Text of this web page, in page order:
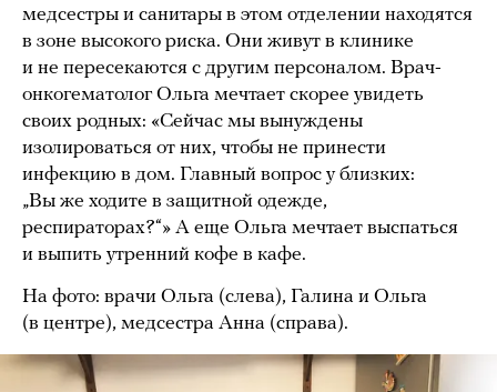
медсестры и санитары в этом отделении находятся
в зоне высокого риска. Они живут в клинике
и не пересекаются с другим персоналом. Врач-
онкогематолог Ольга мечтает скорее увидеть
своих родных: «Сейчас мы вынуждены
изолироваться от них, чтобы не принести
инфекцию в дом. Главный вопрос у близких:
„Вы же ходите в защитной одежде,
респираторах?“» А еще Ольга мечтает выспаться
и выпить утренний кофе в кафе.
На фото: врачи Ольга (слева), Галина и Ольга
(в центре), медсестра Анна (справа).